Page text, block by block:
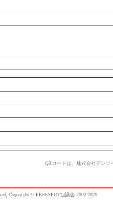
QRコードは、株式会社デンソ
Copyright © FREESPOT協議会 2002-2020